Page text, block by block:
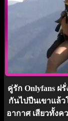
คู่รัก Onlyfans ฝ
กันไปปีนเขาแล้ว
อากาศ เสียวทั้งค